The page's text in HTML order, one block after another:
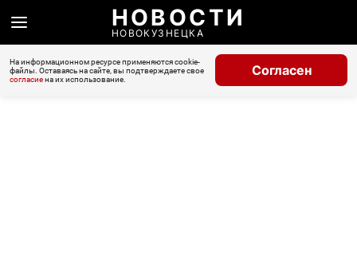
НОВОСТИ
НОВОКУЗНЕЦКА
На информационном ресурсе применяются cookie-
файлы. Оставаясь на сайте, вы подтверждаете свое
согласиена их использование.
Согласен